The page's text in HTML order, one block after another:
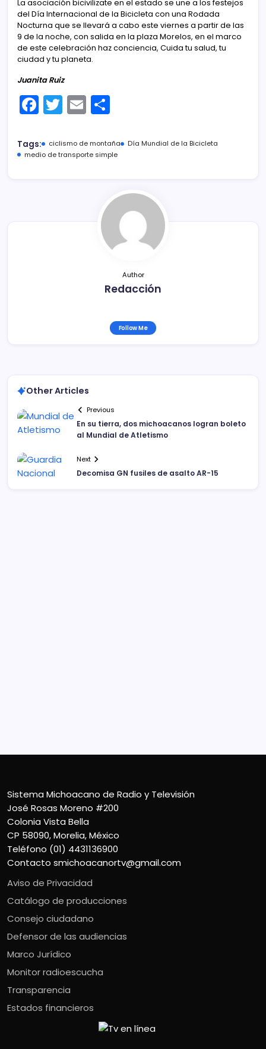
La asociación bicivilizate en el estado se une a los festejos
del Día Internacional de la Bicicleta con una Rodada
Nocturna que se llevará a cabo este viernes a partir de las
9 de la noche, con salida en la plaza Morelos, en el marco
de este celebración haz conciencia, Cuida tu salud, tu
ciudad y tu planeta.
Juanita Ruiz
F
a
c
e
T
w
itt
er
E
m
ai
l
m
p
tir
Tags: ciclismo de montaña
Día Mundial de la Bicicleta
medio de transporte simple
Author
Redacción
Follow Me
Other Articles
Previous
En su tierra, dos michoacanos logran boleto
al Mundial de Atletismo
Next
Decomisa GN fusiles de asalto AR-15
Sistema Michoacano de Radio y Televisión
José Rosas Moreno #200
Colonia Vista Bella
CP 58090, Morelia, México
Teléfono (01) 4431136900
Contacto smichoacanortv@gmail.com
Aviso de Privacidad
Catálogo de producciones
Consejo ciudadano
Defensor de las audiencias
Marco Jurídico
Monitor radioescucha
Transparencia
Estados financieros